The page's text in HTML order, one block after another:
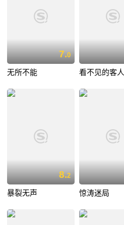
7.0
无所不能 看不见的客人
8.2
暴裂无声 惊涛迷局